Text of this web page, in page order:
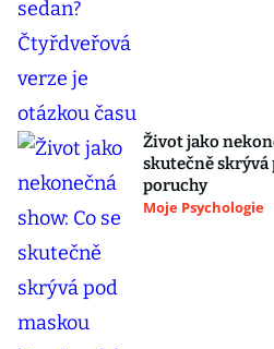
Život jako
skutečně
poruchy
Moje Psychologie